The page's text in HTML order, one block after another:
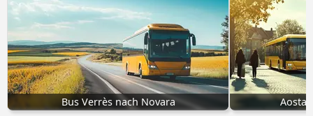
Bus Verrès nach Novara Aosta